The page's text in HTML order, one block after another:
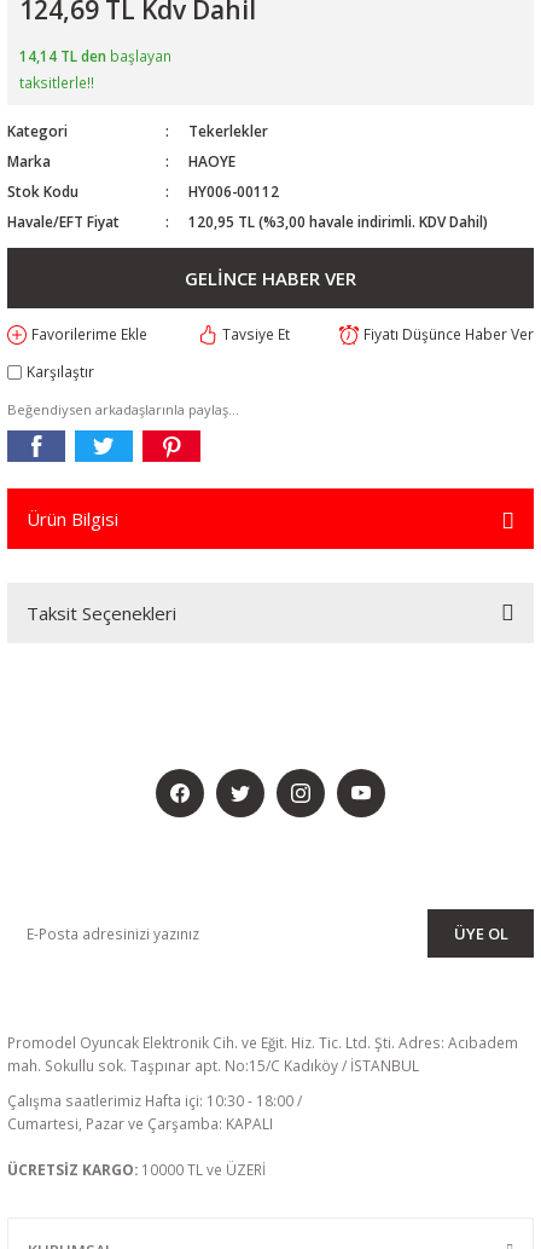
124,69 TL Kdv Dahil
14,14 TL den başlayan
taksitlerle!!
Kategori
Tekerlekler
Marka
HAOYE
Stok Kodu
HY006-00112
Havale/EFT Fiyat
120,95 TL (%3,00 havale indirimli. KDV Dahil)
GELİNCE HABER VER
Tavsiye Et
Fiyatı Düşünce Haber Ver
Karşılaştır
Beğendiysen arkadaşlarınla paylaş...
Ürün Bilgisi
Taksit Seçenekleri
ÜYE OL
Promodel Oyuncak Elektronik Cih. ve Eğit. Hiz. Tic. Ltd. Şti. Adres: Acıbadem
mah. Sokullu sok. Taşpınar apt. No:15/C Kadıköy / İSTANBUL
Çalışma saatlerimiz Hafta içi: 10:30 - 18:00 /
Cumartesi, Pazar ve Çarşamba: KAPALI
ÜCRETSİZ KARGO: 10000 TL ve ÜZERİ